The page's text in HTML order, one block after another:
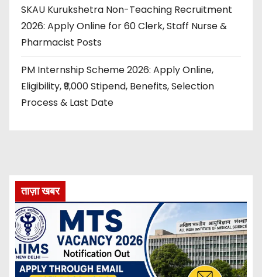
SKAU Kurukshetra Non-Teaching Recruitment
2026: Apply Online for 60 Clerk, Staff Nurse &
Pharmacist Posts
PM Internship Scheme 2026: Apply Online,
Eligibility, ₹9,000 Stipend, Benefits, Selection
Process & Last Date
ताज़ा खबर